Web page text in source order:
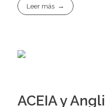
Leer más
ACEIA y